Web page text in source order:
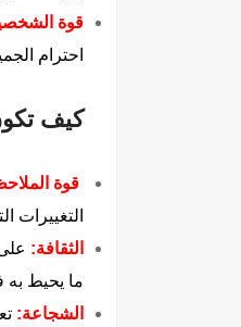
قوة
احترام
كيف
قوة
التغييرات
الثقافة:
ما يحيط به
الشجاعة: